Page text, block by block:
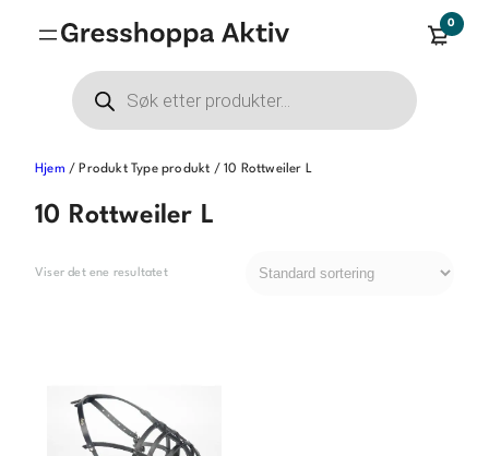
0
Products
search
Hjem / Produkt Type produkt / 10 Rottweiler L
10 Rottweiler L
Viser det ene resultatet